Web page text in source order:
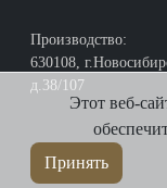
Производство:
630108,
д.38/107
Этот веб-
Принять